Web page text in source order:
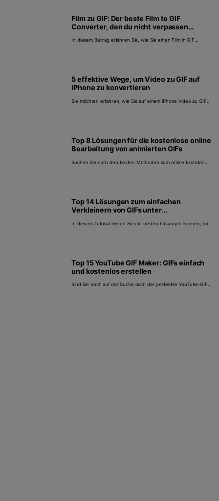
Film zu GIF: Der beste Film to GIF
Converter, den du nicht verpassen
In diesem Beitrag erfahren Sie, wie Sie einen Film in GIF
5 effektive Wege, um Video zu GIF auf
iPhone zu konvertieren
Sie möchten erfahren, wie Sie auf einem iPhone Video zu GIF
Top 8 Lösungen für die kostenlose online
Bearbeitung von animierten GIFs
Suchen Sie nach den besten Methoden zum online Erstellen
Top 14 Lösungen zum einfachen
Verkleinern von GIFs unter
In diesem Tutorial lernen Sie die besten Lösungen kennen, mit
Top 15 YouTube GIF Maker: GIFs einfach
und kostenlos erstellen
Sind Sie noch auf der Suche nach der perfekten YouTube-GIF-